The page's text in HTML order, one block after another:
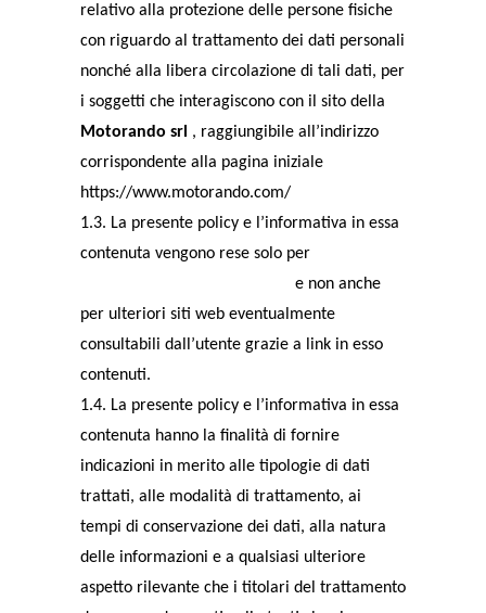
relativo alla protezione delle persone fisiche
con riguardo al trattamento dei dati personali
nonché alla libera circolazione di tali dati, per
i soggetti che interagiscono con il sito della
Motorando srl , raggiungibile all’indirizzo
corrispondente alla pagina iniziale
https://www.motorando.com/
1.3. La presente policy e l’informativa in essa
contenuta vengono rese solo per
e non anche
per ulteriori siti web eventualmente
consultabili dall’utente grazie a link in esso
contenuti.
1.4. La presente policy e l’informativa in essa
contenuta hanno la finalità di fornire
indicazioni in merito alle tipologie di dati
trattati, alle modalità di trattamento, ai
tempi di conservazione dei dati, alla natura
delle informazioni e a qualsiasi ulteriore
aspetto rilevante che i titolari del trattamento